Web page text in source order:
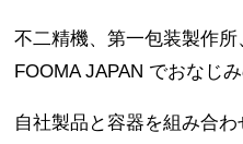
不二精機、第一包装製作所
FOOMA JAPAN でおなじみ
自社製品と容器を組み合